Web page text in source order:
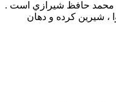
محمد حافظ شيرازي است .
، شيرين کرده و دهان